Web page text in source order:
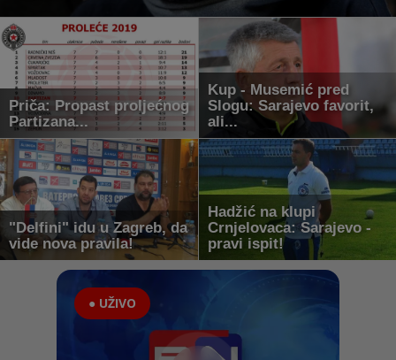
Priča: Propast proljećnog
Partizana...
Kup - Musemić pred
Slogu: Sarajevo favorit,
ali...
"Delfini" idu u Zagreb, da
vide nova pravila!
Hadžić na klupi
Crnjelovaca: Sarajevo -
pravi ispit!
● UŽIVO